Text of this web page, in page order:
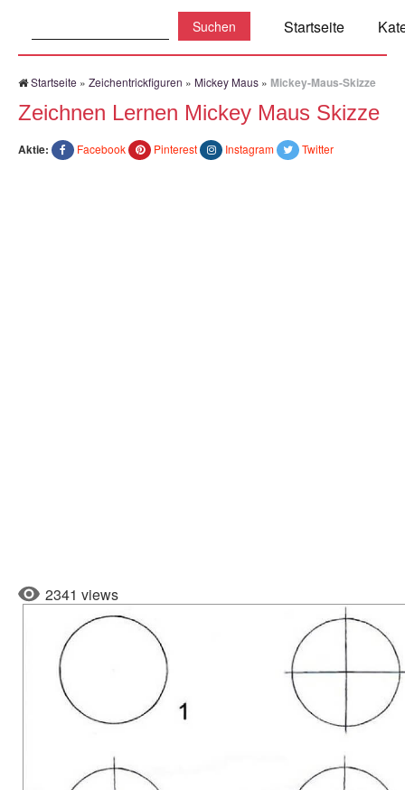
Startseite
Startseite » Zeichentrickfiguren » Mickey Maus » Mickey-Maus-Skizze
Zeichnen Lernen Mickey Maus Skizze
Aktie: Facebook Pinterest Instagram Twitter
2341 views